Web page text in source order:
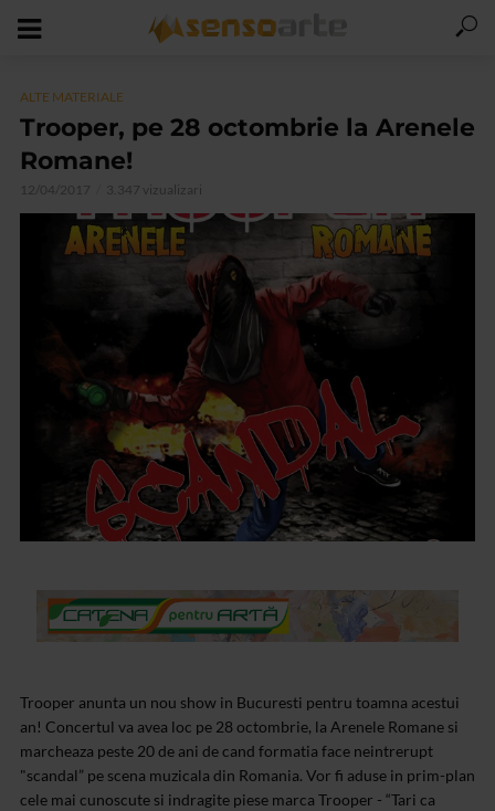
ALTE MATERIALE
Trooper, pe 28 octombrie la Arenele
Romane!
12/04/2017 3.347 vizualizari
Trooper anunta un nou show in Bucuresti pentru toamna acestui
an! Concertul va avea loc pe 28 octombrie, la Arenele Romane si
marcheaza peste 20 de ani de cand formatia face neintrerupt
"scandal” pe scena muzicala din Romania. Vor fi aduse in prim-plan
cele mai cunoscute si indragite piese marca Trooper - “Tari ca